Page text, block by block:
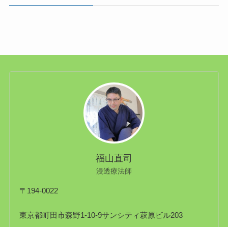
福山直司
浸透療法師
〒194-0022
東京都町田市森野1-10-9サンシティ萩原ビル203